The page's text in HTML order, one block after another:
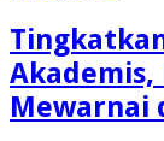
Akademis,
Mewarnai